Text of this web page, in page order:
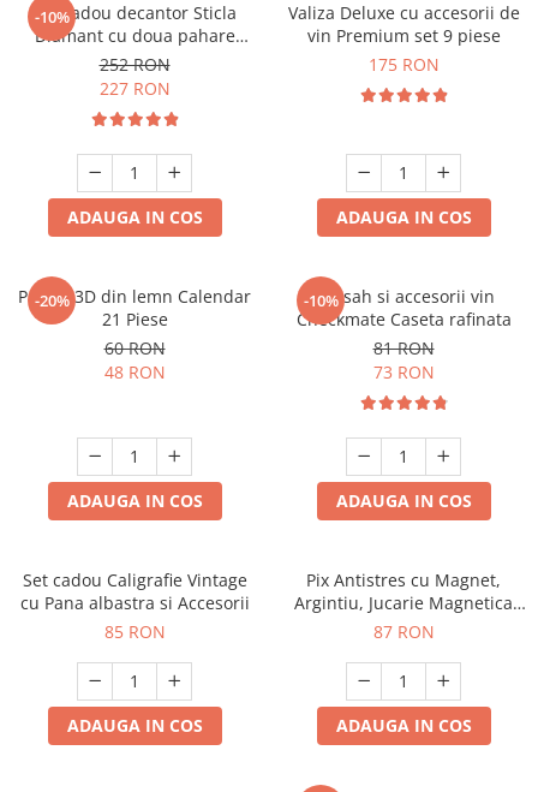
-10%
Set cadou decantor Sticla
Diamant cu doua pahare
Deluxe
252 RON
227 RON
ADAUGA IN COS
Valiza Deluxe cu accesorii de
vin Premium set 9 piese
175 RON
ADAUGA IN COS
-20%
Puzzle 3D din lemn Calendar
21 Piese
60 RON
48 RON
ADAUGA IN COS
-10%
Set sah si accesorii vin
Checkmate Caseta rafinata
81 RON
73 RON
ADAUGA IN COS
Set cadou Caligrafie Vintage
cu Pana albastra si Accesorii
85 RON
ADAUGA IN COS
Pix Antistres cu Magnet,
Argintiu, Jucarie Magnetica
pentru Birou
87 RON
ADAUGA IN COS